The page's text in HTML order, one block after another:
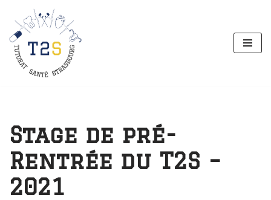
Aller
au
contenu
Stage de pré-
Rentrée du T2S –
2021